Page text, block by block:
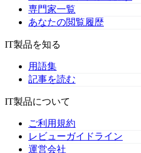
専門家一覧
あなたの閲覧履歴
IT製品を知る
用語集
記事を読む
IT製品について
ご利用規約
レビューガイドライン
運営会社